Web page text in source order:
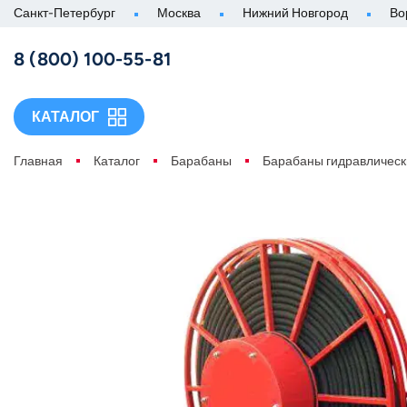
Санкт-Петербург Москва Нижний Новгород
8 (800) 100-55-81
КАТАЛОГ
Главная Каталог Барабаны Барабаны